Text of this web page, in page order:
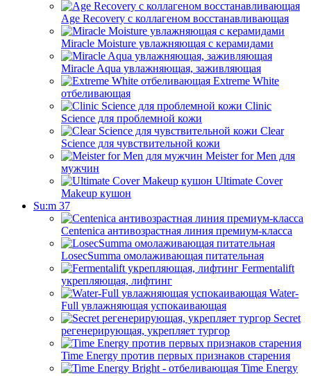
Age Recovery с коллагеном восстанавливающая
Miracle Moisture увлажняющая с керамидами
Miracle Aqua увлажняющая, заживляющая
Extreme White
отбеливающая
Clinic
Science для проблемной кожи
Clear
Science для чувствительной кожи
Meister for Men для
мужчин
Ultimate Cover
Makeup кушон
Su:m 37
Centenica антивозрастная линия премиум-класса
LosecSumma омолаживающая питательная
Fermentalift
укрепляющая, лифтинг
Water-
Full увлажняющая успокаивающая
Secret
регенерирующая, укрепляет тургор
Time Energy против первых признаков старения
Time Energy